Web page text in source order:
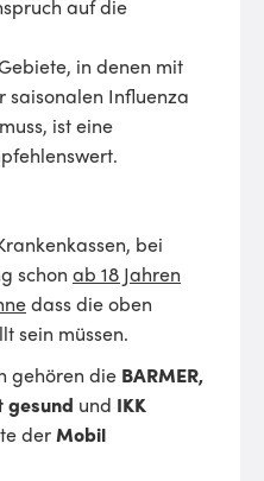
auf die
in denen mit
saisonalen Influenza
ist eine
bei
schon ab 18 Jahren
dass die oben
sein müssen.
gehören die BARMER,
gesund und IKK
derMobil